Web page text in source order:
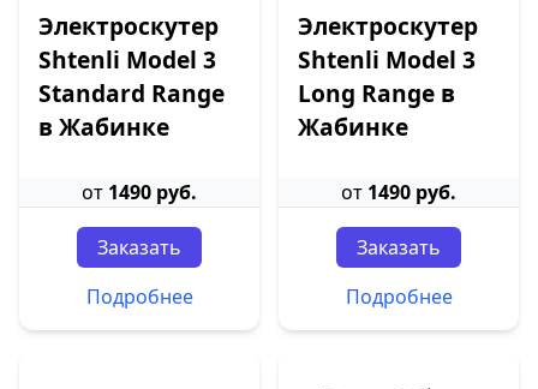
Электроскутер
Shtenli Model 3
Standard Range
в Жабинке
от 1490 руб.
Заказать
Подробнее
Электроскутер
Shtenli Model 3
Long Range в
Жабинке
от 1490 руб.
Заказать
Подробнее